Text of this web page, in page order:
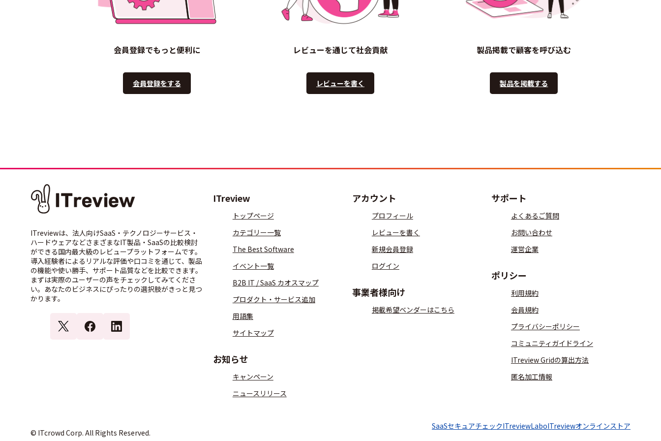
会員登録でもっと便利に
会員登録をする
レビューを通じて社会貢献
レビューを書く
製品掲載で顧客を呼び込む
製品を掲載する
ITreviewは、法人向けSaaS・テクノロジーサービス・
ハードウェアなどさまざまなIT製品・SaaSの比較検討
ができる国内最大級のレビュープラットフォームです。
導入経験者によるリアルな評価や口コミを通じて、製品
の機能や使い勝手、サポート品質などを比較できます。
まずは実際のユーザーの声をチェックしてみてくださ
い。あなたのビジネスにぴったりの選択肢がきっと見つ
かります。
ITreview
トップページ
カテゴリー一覧
The Best Software
イベント一覧
B2B IT / SaaS カオスマップ
プロダクト・サービス追加
用語集
サイトマップ
お知らせ
キャンペーン
ニュースリリース
アカウント
プロフィール
レビューを書く
新規会員登録
ログイン
事業者様向け
掲載希望ベンダーはこちら
サポート
よくあるご質問
お問い合わせ
運営企業
ポリシー
利用規約
会員規約
プライバシーポリシー
コミュニティガイドライン
ITreview Gridの算出方法
匿名加工情報
© ITcrowd Corp. All Rights Reserved.
SaaSセキュアチェックITreviewLaboITreviewオンラインストア